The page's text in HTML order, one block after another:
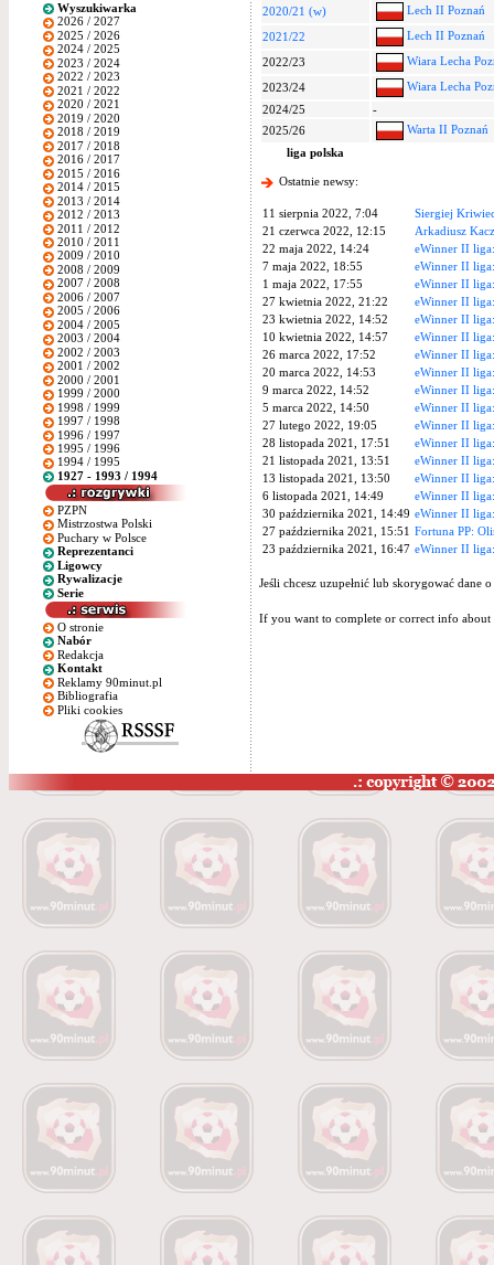
Wyszukiwarka
2026 / 2027
2025 / 2026
2024 / 2025
2023 / 2024
2022 / 2023
2021 / 2022
2020 / 2021
2019 / 2020
2018 / 2019
2017 / 2018
2016 / 2017
2015 / 2016
2014 / 2015
2013 / 2014
2012 / 2013
2011 / 2012
2010 / 2011
2009 / 2010
2008 / 2009
2007 / 2008
2006 / 2007
2005 / 2006
2004 / 2005
2003 / 2004
2002 / 2003
2001 / 2002
2000 / 2001
1999 / 2000
1998 / 1999
1997 / 1998
1996 / 1997
1995 / 1996
1994 / 1995
1927 - 1993 / 1994
PZPN
Mistrzostwa Polski
Puchary w Polsce
Reprezentanci
Ligowcy
Rywalizacje
Serie
O stronie
Nabór
Redakcja
Kontakt
Reklamy 90minut.pl
Bibliografia
Pliki cookies
2020/21 (w)
Lech II Poznań
2021/22
Lech II Poznań
2022/23
Wiara Lecha
2023/24
Wiara Lecha
2024/25
-
2025/26
Warta II Poznań
liga polska
Ostatnie newsy:
11 sierpnia 2022, 7:04
Siergiej
21 czerwca 2022, 12:15
Arkadiusz
22 maja 2022, 14:24
eWinner II
7 maja 2022, 18:55
eWinner II
1 maja 2022, 17:55
eWinner II
27 kwietnia 2022, 21:22
eWinner II
23 kwietnia 2022, 14:52
eWinner II
10 kwietnia 2022, 14:57
eWinner II
26 marca 2022, 17:52
eWinner II
20 marca 2022, 14:53
eWinner II
9 marca 2022, 14:52
eWinner II
5 marca 2022, 14:50
eWinner II
27 lutego 2022, 19:05
eWinner II
28 listopada 2021, 17:51
eWinner II
21 listopada 2021, 13:51
eWinner II
13 listopada 2021, 13:50
eWinner II
6 listopada 2021, 14:49
eWinner II
30 października 2021, 14:49 eWinner II
27 października 2021, 15:51 Fortuna PP:
23 października 2021, 16:47 eWinner II
Jeśli chcesz uzupełnić lub skorygować
If you want to complete or correct info